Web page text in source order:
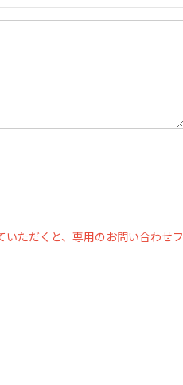
ただくと、専用のお問い合わせフ